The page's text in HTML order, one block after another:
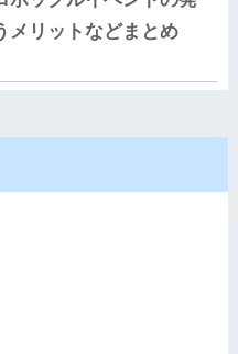
メリットなどまとめ